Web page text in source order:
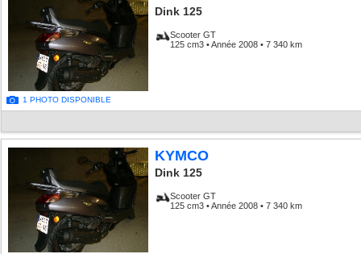
1 PHOTO DISPONIBLE
Dink 125
Scooter GT
125 cm3 • Année 2008 • 7 340 km
KYMCO
Dink 125
Scooter GT
125 cm3 • Année 2008 • 7 340 km